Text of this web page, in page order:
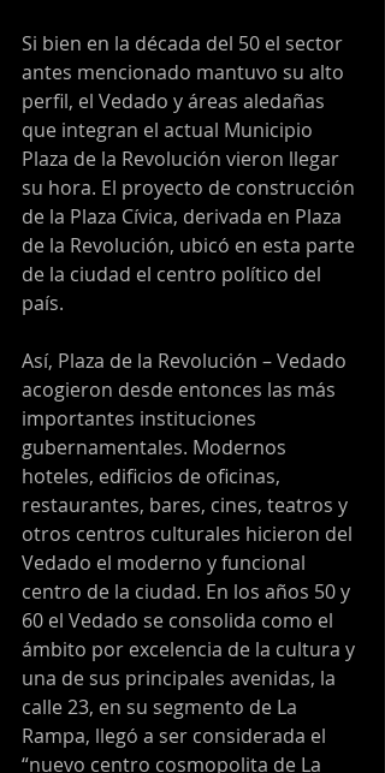
Si bien en la década del 50 el sector
antes mencionado mantuvo su alto
perfil, el Vedado y áreas aledañas
que integran el actual Municipio
Plaza de la Revolución vieron llegar
su hora. El proyecto de construcción
de la Plaza Cívica, derivada en Plaza
de la Revolución, ubicó en esta parte
de la ciudad el centro político del
país.
Así, Plaza de la Revolución – Vedado
acogieron desde entonces las más
importantes instituciones
gubernamentales. Modernos
hoteles, edificios de oficinas,
restaurantes, bares, cines, teatros y
otros centros culturales hicieron del
Vedado el moderno y funcional
centro de la ciudad. En los años 50 y
60 el Vedado se consolida como el
ámbito por excelencia de la cultura y
una de sus principales avenidas, la
calle 23, en su segmento de La
Rampa, llegó a ser considerada el
“nuevo centro cosmopolita de La